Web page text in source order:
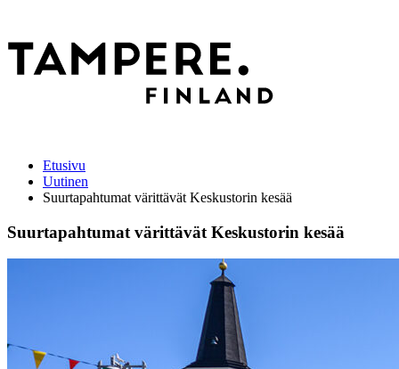
Etusivu
Uutinen
Suurtapahtumat värittävät Keskustorin kesää
Suurtapahtumat värittävät Keskustorin kesää